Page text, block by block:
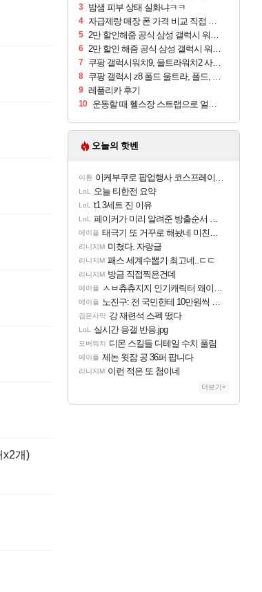
x2개)
3 밤샘 피부 상태 실화냐ㅋㅋ
4 자급제랑 매장 폰 가격 비교 직접 안가도 되네요
5 2만 할인해줌 공식 삼성 갤럭시 워치9 크림, 40mm, 블루투스
6 2만 할인 해줌 공식 삼성 갤럭시 워치9 실버, 44mm, 블루투스
7 쿠팡 갤럭시워치9, 울트라워치2 사전구매 혜택 받아보세요
8 쿠팡 갤럭시 z8 폴드 울트라, 폴드, 플립 사전예약
9 레플리카 후기
10 운동할 때 헬스장 스트랩으로 얼굴 만졌다가 볼 뒤집어짐
오늘의 핫벤
이환 이케부쿠로 팝업행사 코스프레이어들!!
LoL 오늘 티한전 요약
LoL t1 3세트 진 이유
LoL 페이커가 미리 알려준 방출순서 ㄷㄷㄷㄷ
메이플 태극기 또 거꾸로 해놨네 미친것들 ㅋㅋㅋ
리니지M 미쳤다. 자랑글
리니지M 패스 세계수뽑기 최고네..ㄷㄷ
리니지M 방금 직접찍은건데
메이플 ㅅㅂ츄츄지지 인기캐릭터 왜이러는데?
메이플 노진구: 전 국민한테 10만원씩 줄거야.gif
검은사막 강 재련석 스펙 떴다
LoL 실시간 응갤 반응.jpg
오버워치 디몬 스킬들 디테일 수치 풀림
메이플 제논 윗잠 공 36퍼 팝니다
리니지M 이런 적은 또 첨이네
더보기+